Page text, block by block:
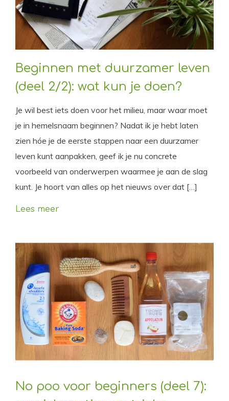
Beginnen met duurzamer leven
(deel 2/2): wat kun je doen?
Je wil best iets doen voor het milieu, maar waar moet
je in hemelsnaam beginnen? Nadat ik je hebt laten
zien hóe je de eerste stappen naar een duurzamer
leven kunt aanpakken, geef ik je nu concrete
voorbeeld van onderwerpen waarmee je aan de slag
kunt. Je hoort van alles op het nieuws over dat […]
Lees meer
No poo voor beginners (deel 7):